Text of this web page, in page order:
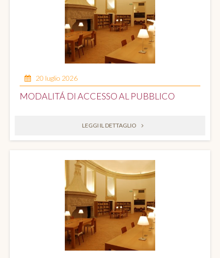
20 luglio 2026
MODALITÁ DI ACCESSO AL PUBBLICO
LEGGI IL DETTAGLIO